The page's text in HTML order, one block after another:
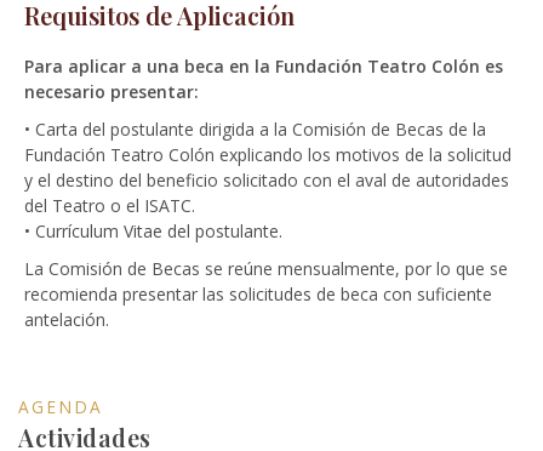
Requisitos de Aplicación
Para aplicar a una beca en la Fundación Teatro Colón es
necesario presentar:
• Carta del postulante dirigida a la Comisión de Becas de la
Fundación Teatro Colón explicando los motivos de la solicitud
y el destino del beneficio solicitado con el aval de autoridades
del Teatro o el ISATC.
• Currículum Vitae del postulante.
La Comisión de Becas se reúne mensualmente, por lo que se
recomienda presentar las solicitudes de beca con suficiente
antelación.
AGENDA
Actividades